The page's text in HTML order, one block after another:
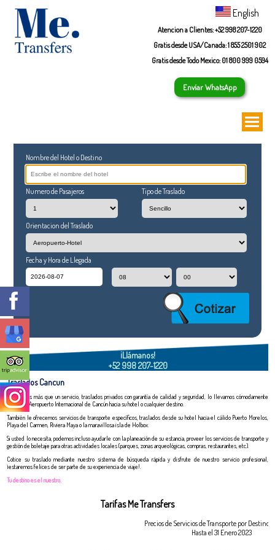
English
Atencion a Clientes: +52 998 207-1220
Gratis desde USA/Canada: 1 855 2501 902
Gratis desde Todo Mexico: 01 800 999 0594
Envíar WhatsApp
Aviso de Privacidad
Nombre del Hotel o Destino
Numero de Pasajeros Tipo de Traslado
Orientacion del Traslado
Fecha y Hora de Llegada
¡Llámanos!
+52 998 207-1220
Traslados Cancun
Ofrecemos más que un servicio, traslados privados con garantía de calidad y seguridad, lo llevamos cómodamente
desde el Aeropuerto Internacional de Cancún hacia su hotel o cualquier destino.
También le ofrecemos servicios de transporte específicos, traslados desde su hotel hacia el cálido Puerto Morelos,
Playa del Carmen, Riviera Maya o la maravillosa isla de Holbox.
Si usted lo necesita, podemos incluso ayudarle con la planeación de su estancia, proveer los servicios de transporte y
gestión de boletaje para otras actividades locales (parques, zonas arqueológicas, compras, restaurantes, etc).
Cotice su traslado mediante nuestro sistema de búsqueda rápida y disfrute de nuestro servicio profesional,
¡estaremos felices de ser parte de su experiencia de viaje!.
Tu destino es el nuestro.
Tarifas Me Transfers
Precios de Servicios de Transporte por Destino
Hasta el 31 Enero 2023